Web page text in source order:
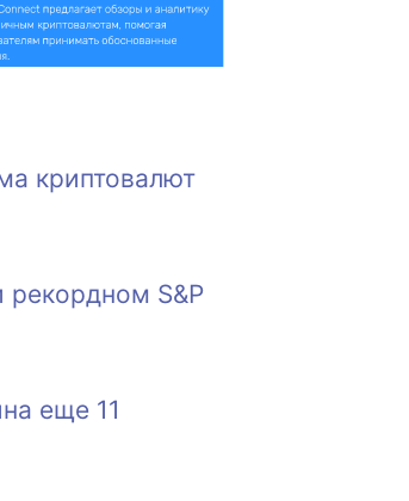
криптовалют
S&P
еще 11